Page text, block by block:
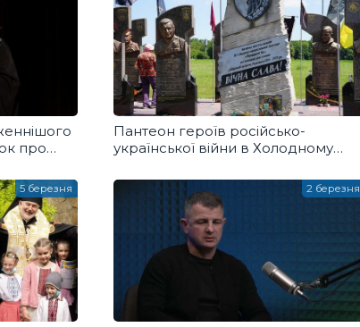
про
Пантеон героїв російсько-
української війни в Холодному
розмова
5 березня 2 березня